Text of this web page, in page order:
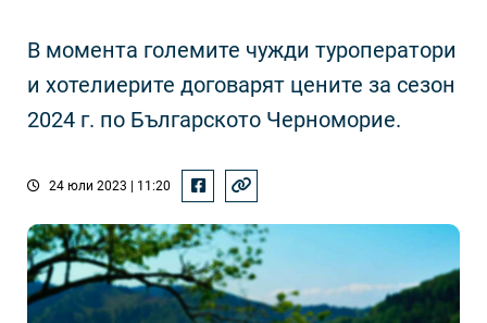
В момента големите чужди туроператори
и хотелиерите договарят цените за сезон
2024 г. по Българското Черноморие.
24 юли 2023 | 11:20